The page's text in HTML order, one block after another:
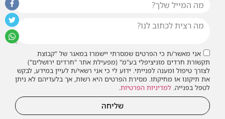
אני מאשר/ת כי הפרטים שמסרתי יישמרו במאגר של "קבוצת
תקשורת חרדים מוניציפלי בע"מ" (מפעילת אתר "חרדים ירושלים")
לצורך טיפול ומענה לפנייתי. ידוע לי כי אני רשאי/ת לעיין במידע, לבקש
את תיקונו או מחיקתו. מסירת הפרטים היא רשות, אך בלעדיהם לא ניתן
לטפל בפנייה. למדיניות הפרטיות.
שליחה